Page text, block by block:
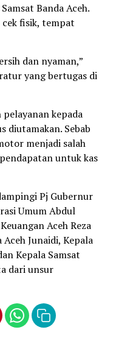
Banda Aceh.
fisik, tempat
dan nyaman,”
yang bertugas di
kepada
diutamakan. Sebab
menjadi salah
untuk kas
Pj Gubernur
Umum Abdul
Aceh Reza
Junaidi, Kepala
Kepala Samsat
dari unsur